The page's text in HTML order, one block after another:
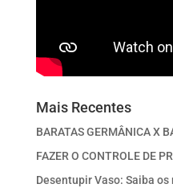
Mais Recentes
BARATAS GERMÂNICA X
FAZER O CONTROLE DE
Desentupir Vaso: Saiba os